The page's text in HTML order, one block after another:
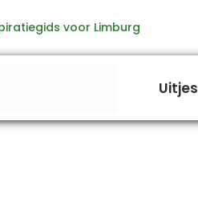
voor Limburg
Uitjes